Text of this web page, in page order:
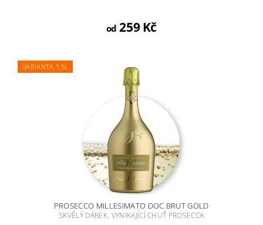
od 259 Kč
VARIANTA 1,5L
PROSECCO MILLESIMATO DOC BRUT GOLD
SKVĚLÝ DÁREK, VYNIKAJÍCÍ CHUŤ PROSECCA